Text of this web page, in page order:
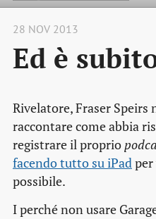
28 NOV 2013
Ed è
Rivelatore, Fraser Speirs
raccontare come abbia
registrare il proprio
facendo tutto su iPadper
possibile.
I perché non usare